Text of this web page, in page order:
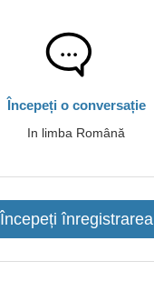
Începeți o conversație
In limba Română
Începeți înregistrarea